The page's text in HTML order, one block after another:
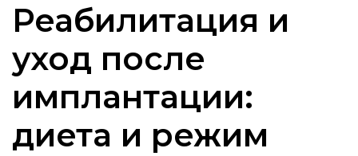
Реабилитация и
уход после
имплантации:
диета и режим